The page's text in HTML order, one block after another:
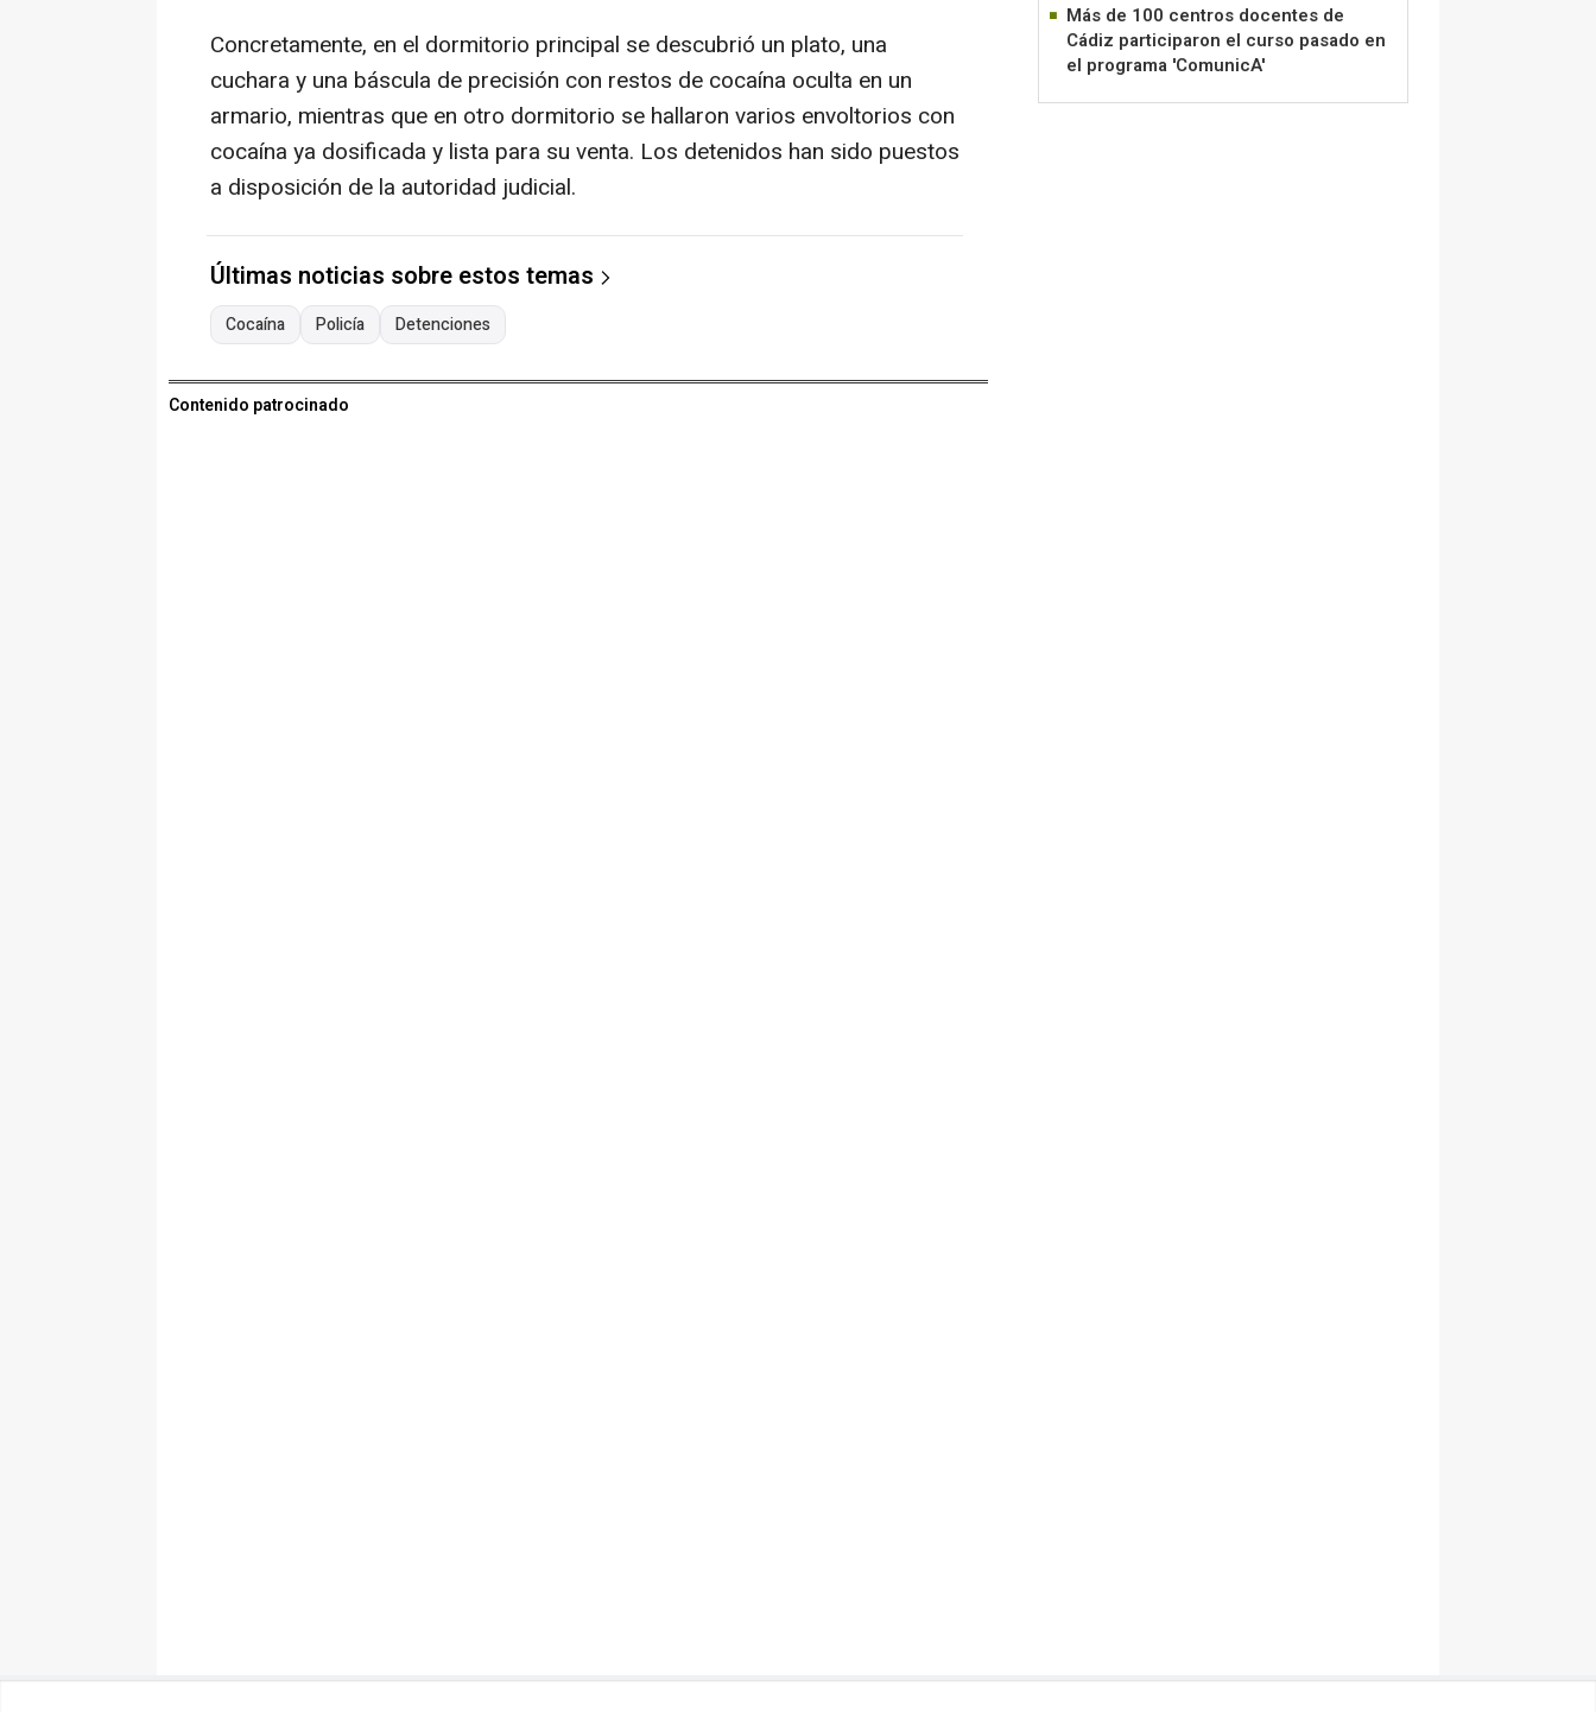
Concretamente, en el dormitorio principal se descubrió un plato, una
cuchara y una báscula de precisión con restos de cocaína oculta en un
armario, mientras que en otro dormitorio se hallaron varios envoltorios con
cocaína ya dosificada y lista para su venta. Los detenidos han sido puestos
a disposición de la autoridad judicial.
Últimas noticias sobre estos temas
Cocaína Policía Detenciones
Contenido patrocinado
Más de 100 centros docentes de
Cádiz participaron el curso pasado en
el programa 'ComunicA'